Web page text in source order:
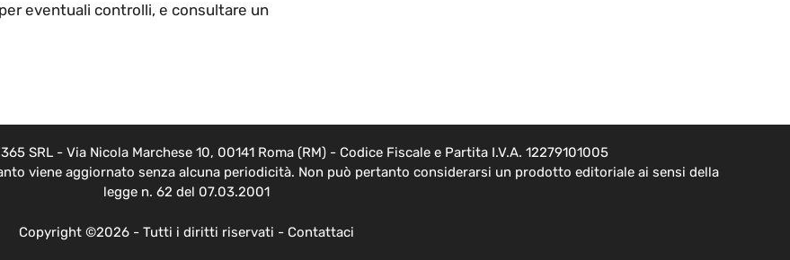
eventuali controlli, e consultare un
SRL - Via Nicola Marchese 10, 00141 Roma (RM) - Codice Fiscale e Partita I.V.A. 12279101005
viene aggiornato senza alcuna periodicità. Non può pertanto considerarsi un prodotto editoriale ai sensi della
legge n. 62 del 07.03.2001
Copyright ©2026 - Tutti i diritti riservati - Contattaci